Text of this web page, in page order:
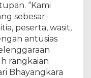
“Kami
sebesar-
peserta, wasit,
antusias
rangkaian
Bhayangkara